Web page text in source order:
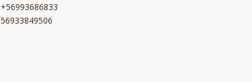
+56993686833
56933849506